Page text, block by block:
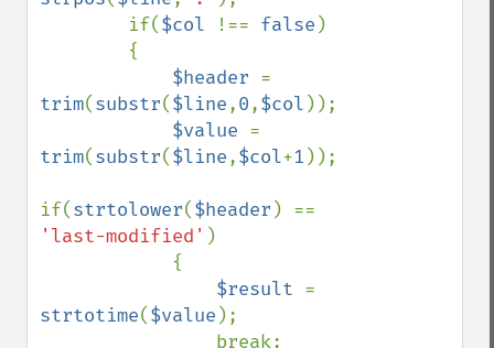
        if(
$col !== false )
$header
trim(substr($line,0,$col ));
$value
trim(substr($line,$col+1 ));
if(strtolower($header
'last-modified' )
$result
strtotime($value );